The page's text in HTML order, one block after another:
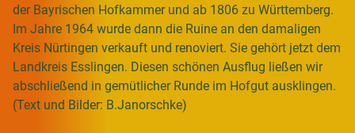
der Bayrischen Hofkammer und ab 1806 zu Württemberg.
Im Jahre 1964 wurde dann die Ruine an den damaligen
Kreis Nürtingen verkauft und renoviert. Sie gehört jetzt dem
Landkreis Esslingen. Diesen schönen Ausflug ließen wir
abschließend in gemütlicher Runde im Hofgut ausklingen.
(Text und Bilder: B.Janorschke)